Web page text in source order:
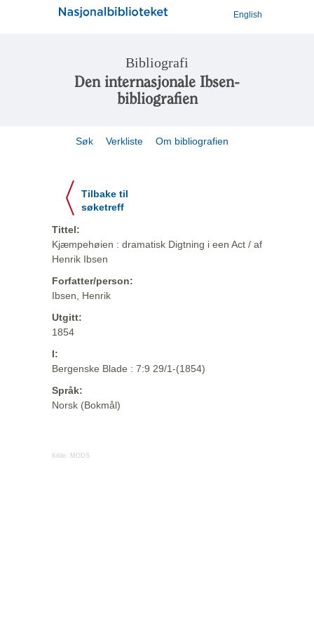
English
Bibliografi
Den internasjonale Ibsen-
bibliografien
Søk Verkliste Om bibliografien
Tilbake til
søketreff
Tittel:
Kjæmpehøien : dramatisk Digtning i een Act / af
Henrik Ibsen
Forfatter/person:
Ibsen, Henrik
Utgitt:
1854
I:
Bergenske Blade : 7:9 29/1-(1854)
Språk:
Norsk (Bokmål)
Kilde: MODS